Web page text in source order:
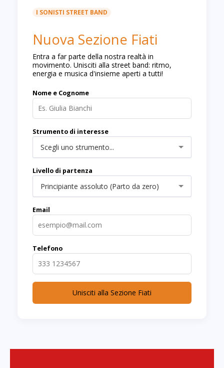
I SONISTI STREET BAND
Nuova Sezione Fiati
Entra a far parte della nostra realtà in
movimento. Unisciti alla street band: ritmo,
energia e musica d'insieme aperti a tutti!
Nome e Cognome
Strumento di interesse
Scegli uno strumento...
Livello di partenza
Principiante assoluto (Parto da zero)
Email
Telefono
Unisciti alla Sezione Fiati